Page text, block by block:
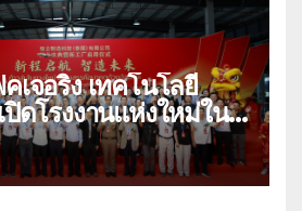
เจอริ่ง เทคโนโลยี
ดโรงงานแห่งใหม่ใน
ขยายฐานการผลิตสู่
กเฉียงใต้ เสริมแกร่ง
ดับโลก